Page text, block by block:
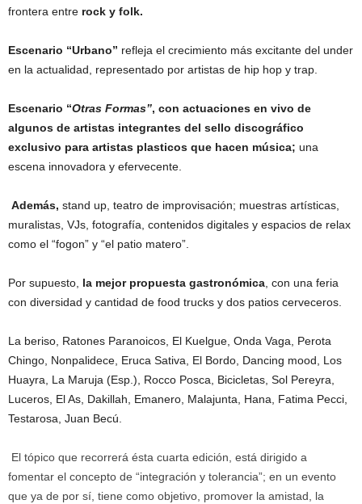
frontera entre rock y folk.
Escenario “Urbano” refleja el crecimiento más excitante del under
en la actualidad, representado por artistas de hip hop y trap.
Escenario “Otras Formas”, con actuaciones en vivo de
algunos de artistas integrantes del sello discográfico
exclusivo para artistas plasticos que hacen música; una
escena innovadora y efervecente.
Además, stand up, teatro de improvisación; muestras artísticas,
muralistas, VJs, fotografía, contenidos digitales y espacios de relax
como el “fogon” y “el patio matero”.
Por supuesto, la mejor propuesta gastronómica , con una feria
con diversidad y cantidad de food trucks y dos patios cerveceros.
La beriso, Ratones Paranoicos, El Kuelgue, Onda Vaga, Perota
Chingo, Nonpalidece, Eruca Sativa, El Bordo, Dancing mood, Los
Huayra, La Maruja (Esp.), Rocco Posca, Bicicletas, Sol Pereyra,
Luceros, El As, Dakillah, Emanero, Malajunta, Hana, Fatima Pecci,
Testarosa, Juan Becú.
El tópico que recorrerá ésta cuarta edición, está dirigido a
fomentar el concepto de “integración y tolerancia”; en un evento
que ya de por sí, tiene como objetivo, promover la amistad, la